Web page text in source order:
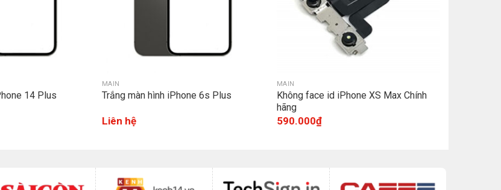
14 Plus
MAIN
Trắng màn hình iPhone 6s Plus
Liên hệ
MAIN
Không face id iPhone XS Max Chính
hãng
590.000₫